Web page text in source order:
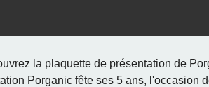
la plaquette de présentation de
Porganic fête ses 5 ans, l'occasion